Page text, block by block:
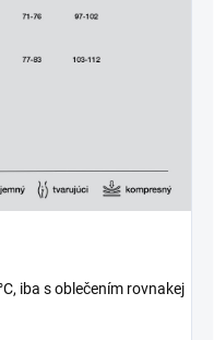
iba s oblečením rovnakej